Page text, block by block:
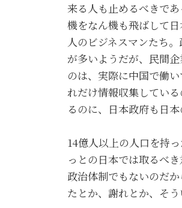
来る人も止めるべきで
機をなん機も飛ばして
人のビジネスマンたち
が多いようだが、民間
のは、実際に中国で働
れだけ情報収集してい
るのに、日本政府も日
14億人以上の人口を持
っとの日本では取るべ
政治体制でもないのだ
たとか、謝れとか、そ